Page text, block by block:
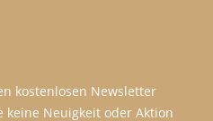
kostenlosen Newsletter
keine Neuigkeit oder Aktion